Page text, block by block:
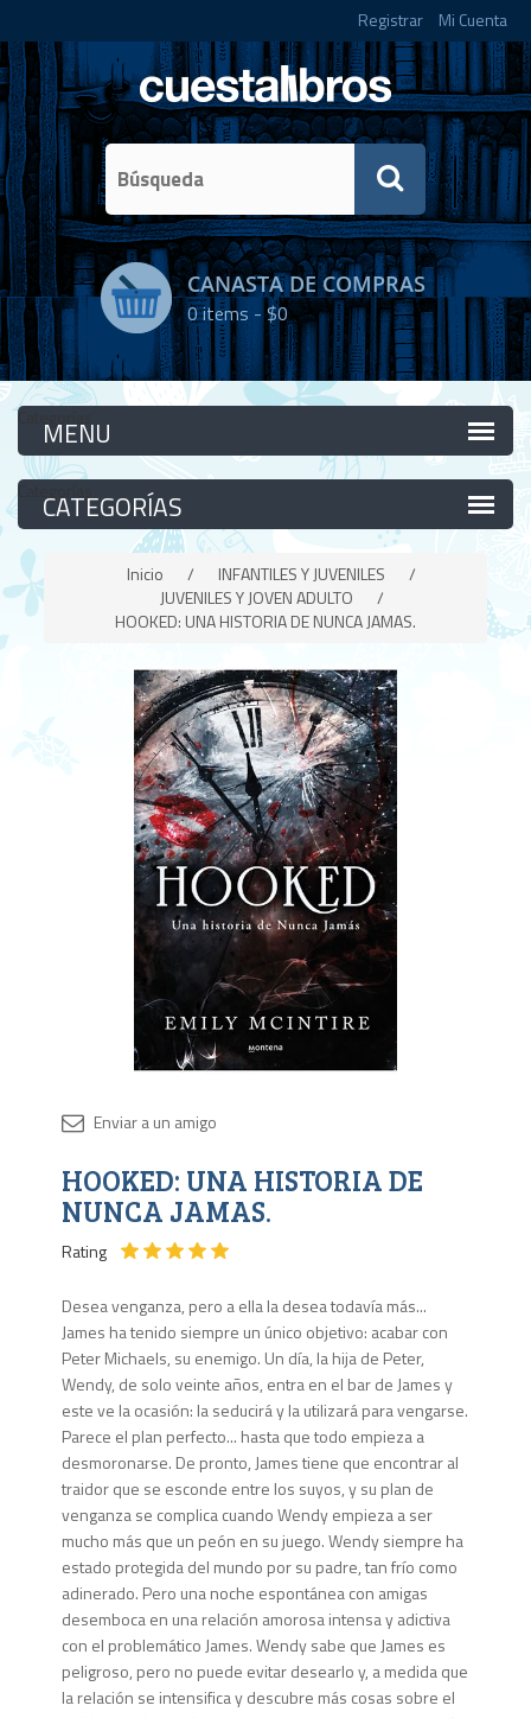
Registrar Mi Cuenta
CANASTA DE COMPRAS
0items -$0
Categorías
Categorías
Inicio / INFANTILES Y JUVENILES
/
JUVENILES Y JOVEN ADULTO
/
HOOKED: UNA HISTORIA DE NUNCA JAMAS.
HOOKED: UNA HISTORIA DE
NUNCA JAMAS.
Rating
Desea venganza, pero a ella la desea todavía más...
James ha tenido siempre un único objetivo: acabar con
Peter Michaels, su enemigo. Un día, la hija de Peter,
Wendy, de solo veinte años, entra en el bar de James y
este ve la ocasión: la seducirá y la utilizará para vengarse.
Parece el plan perfecto... hasta que todo empieza a
desmoronarse. De pronto, James tiene que encontrar al
traidor que se esconde entre los suyos, y su plan de
venganza se complica cuando Wendy empieza a ser
mucho más que un peón en su juego. Wendy siempre ha
estado protegida del mundo por su padre, tan frío como
adinerado. Pero una noche espontánea con amigas
desemboca en una relación amorosa intensa y adictiva
con el problemático James. Wendy sabe que James es
peligroso, pero no puede evitar desearlo y, a medida que
la relación se intensifica y descubre más cosas sobre el